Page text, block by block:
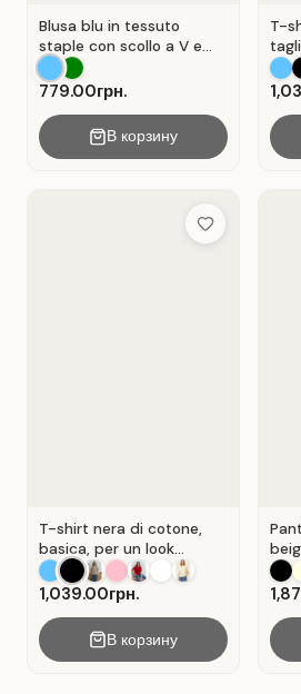
Blusa blu in tessuto
staple con scollo a V e
senza maniche . Blu.
779.00грн.
В корзину
T-
Add to Wish List
T-shirt nera di cotone,
basica, per un look
casual. Colore Nero.
1,039.00грн.
В корзину